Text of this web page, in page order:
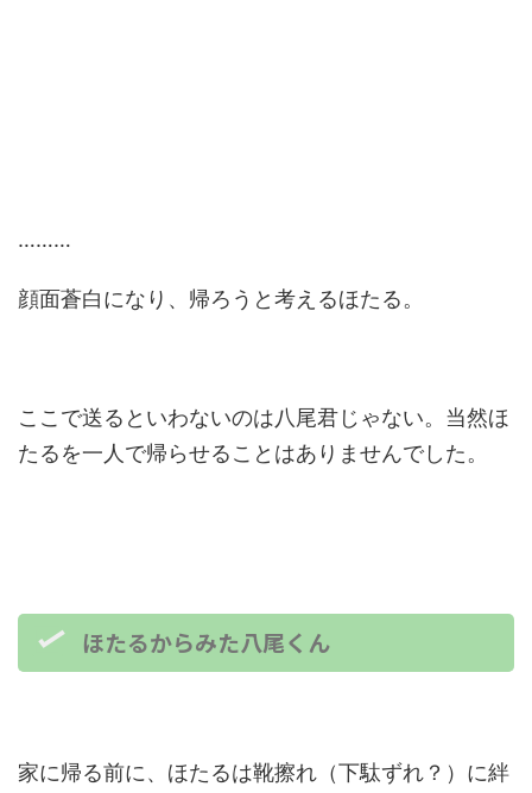
………
顔面蒼白になり、帰ろうと考えるほたる。
ここで送るといわないのは八尾君じゃない。当然ほ
たるを一人で帰らせることはありませんでした。
ほたるからみた八尾くん
家に帰る前に、ほたるは靴擦れ（下駄ずれ？）に絆